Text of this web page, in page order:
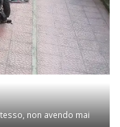
non avendo mai